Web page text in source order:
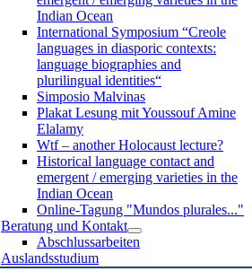
Indian Ocean
International Symposium “Creole
languages in diasporic contexts:
language biographies and
plurilingual identities“
Simposio Malvinas
Plakat Lesung mit Youssouf Amine
Elalamy
Wtf – another Holocaust lecture?
Historical language contact and
emergent / emerging varieties in the
Indian Ocean
Online-Tagung "Mundos plurales..."
Beratung und Kontakt
Abschlussarbeiten
Auslandsstudium